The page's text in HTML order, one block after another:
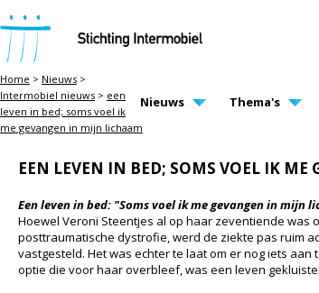
STICHTING INTERMOBIEL
MAIN PAGE NAVIGATION
Nieuws Thema's
Home > Nieuws >
Intermobiel nieuws > een
leven in bed; soms voel ik
me gevangen in mijn lichaam
EEN LEVEN IN BED; SOMS VOEL IK
Een leven in bed: "Soms voel ik me gevangen in mijn
Hoewel Veroni Steentjes al op haar zeventiende was
posttraumatische dystrofie, werd de ziekte pas ruim
vastgesteld. Het was echter te laat om er nog iets aan
optie die voor haar overbleef, was een leven